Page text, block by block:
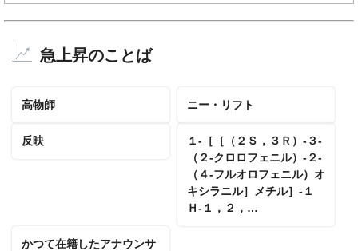
急上昇のことば
高物師 ニー・リフト
反映
１‐［［（２Ｓ，３Ｒ）‐３‐
（２‐クロロフェニル）‐２‐
（４‐フルオロフェニル）オ
キシラニル］メチル］‐１
Ｈ‐１，２，…
かつて在籍したアナウンサ